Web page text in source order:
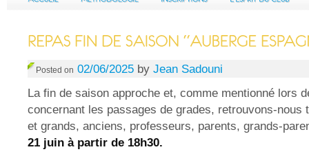
Posted on 02/06/2025 by Jean Sadouni
La fin de saison approche et, comme mentionné lors
concernant les passages de grades, retrouvons-nous
et grands, anciens, professeurs, parents, grands-
21 juin à partir de 18h30.